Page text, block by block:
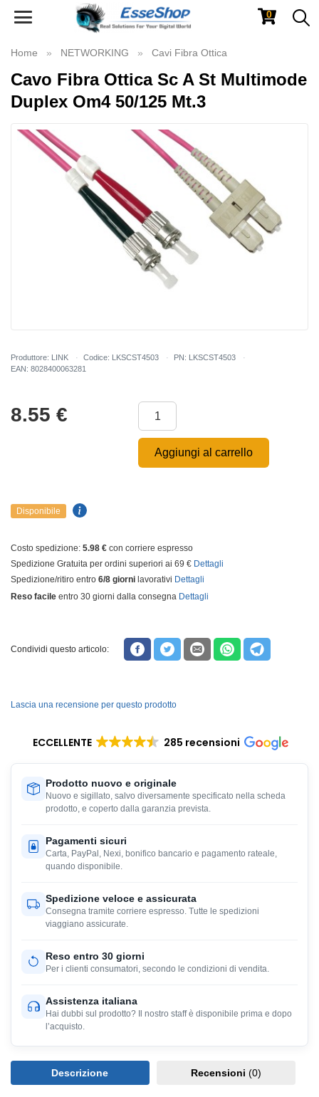
Toggle
0
Home NETWORKING Cavi Fibra Ottica
Cavo Fibra Ottica Sc A St Multimode
Duplex Om4 50/125 Mt.3
Produttore: LINK Codice: LKSCST4503
PN: LKSCST4503
EAN: 8028400063281
8.55 €
Aggiungi al carrello
Disponibile
Costo spedizione: 5.98 € con corriere espresso
Spedizione Gratuita per ordini superiori ai 69 € Dettagli
Spedizione/ritiro entro 6/8 giorni lavorativi Dettagli
Reso facile entro 30 giorni dalla consegna Dettagli
Condividi questo articolo:
Lascia una recensione per questo prodotto
ECCELLENTE 285 recensioni
Prodotto nuovo e originale
Nuovo e sigillato, salvo diversamente specificato nella scheda
prodotto, e coperto dalla garanzia prevista.
Pagamenti sicuri
Carta, PayPal, Nexi, bonifico bancario e pagamento rateale,
quando disponibile.
Spedizione veloce e assicurata
Consegna tramite corriere espresso. Tutte le spedizioni
viaggiano assicurate.
Reso entro 30 giorni
Per i clienti consumatori, secondo le condizioni di vendita.
Assistenza italiana
Hai dubbi sul prodotto? Il nostro staff è disponibile prima e dopo
l’acquisto.
Descrizione Recensioni (0)